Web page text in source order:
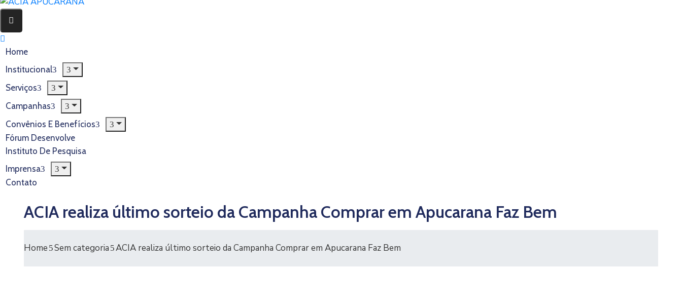
Home
Institucional
Serviços
Campanhas
Convênios E Benefícios
Fórum Desenvolve
Instituto De Pesquisa
Imprensa
Contato
ACIA realiza último sorteio da Campanha Comprar em Apucarana Faz Bem
Home Sem categoria ACIA realiza último sorteio da Campanha Comprar em Apucarana Faz Bem